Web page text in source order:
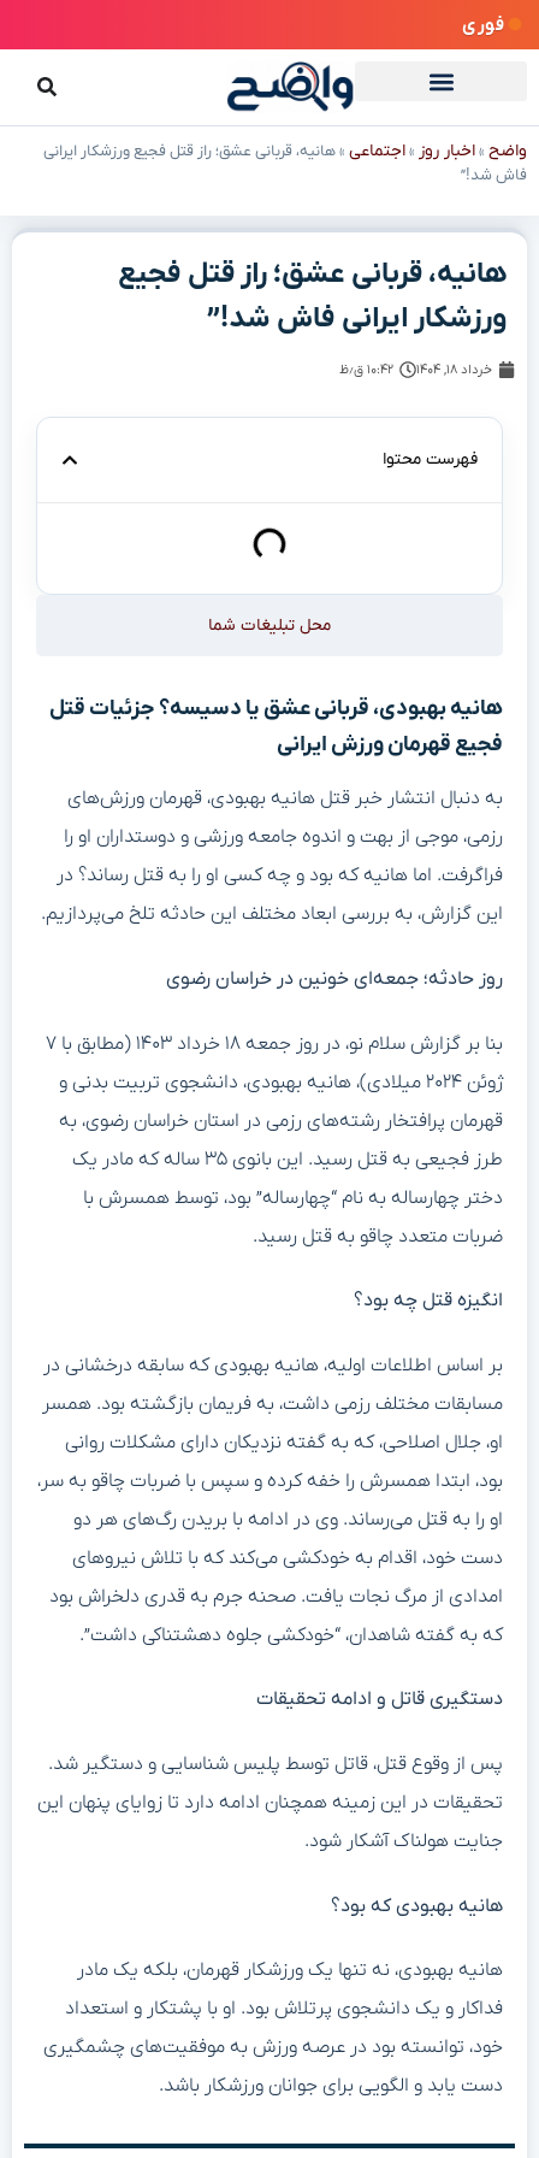
فوری
واضح »اخبار روز »اجتماعی »هانیه، قربانی عشق؛ راز قتل فجیع ورزشکار ایرانی
فاش شد!”
هانیه، قربانی عشق؛ راز قتل فجیع
ورزشکار ایرانی فاش شد!”
خرداد ۱۸, ۱۴۰۴ ۱۰:۴۲ ق٫ظ
فهرست محتوا
محل تبلیغات شما
هانیه بهبودی، قربانی عشق یا دسیسه؟ جزئیات قتل
فجیع قهرمان ورزش ایرانی
به دنبال انتشار خبر قتل هانیه بهبودی، قهرمان ورزش‌های
رزمی، موجی از بهت و اندوه جامعه ورزشی و دوستداران او را
فراگرفت. اما هانیه که بود و چه کسی او را به قتل رساند؟ در
این گزارش، به بررسی ابعاد مختلف این حادثه تلخ می‌پردازیم.
روز حادثه؛ جمعه‌ای خونین در خراسان رضوی
بنا بر گزارش سلام نو، در روز جمعه ۱۸ خرداد ۱۴۰۳ (مطابق با ۷
ژوئن ۲۰۲۴ میلادی)، هانیه بهبودی، دانشجوی تربیت بدنی و
قهرمان پرافتخار رشته‌های رزمی در استان خراسان رضوی، به
طرز فجیعی به قتل رسید. این بانوی ۳۵ ساله که مادر یک
دختر چهارساله به نام “چهارساله” بود، توسط همسرش با
ضربات متعدد چاقو به قتل رسید.
انگیزه قتل چه بود؟
بر اساس اطلاعات اولیه، هانیه بهبودی که سابقه درخشانی در
مسابقات مختلف رزمی داشت، به فریمان بازگشته بود. همسر
او، جلال اصلاحی، که به گفته نزدیکان دارای مشکلات روانی
بود، ابتدا همسرش را خفه کرده و سپس با ضربات چاقو به سر،
او را به قتل می‌رساند. وی در ادامه با بریدن رگ‌های هر دو
دست خود، اقدام به خودکشی می‌کند که با تلاش نیروهای
امدادی از مرگ نجات یافت. صحنه جرم به قدری دلخراش بود
که به گفته شاهدان، “خودکشی جلوه دهشتناکی داشت”.
دستگیری قاتل و ادامه تحقیقات
پس از وقوع قتل، قاتل توسط پلیس شناسایی و دستگیر شد.
تحقیقات در این زمینه همچنان ادامه دارد تا زوایای پنهان این
جنایت هولناک آشکار شود.
هانیه بهبودی که بود؟
هانیه بهبودی، نه تنها یک ورزشکار قهرمان، بلکه یک مادر
فداکار و یک دانشجوی پرتلاش بود. او با پشتکار و استعداد
خود، توانسته بود در عرصه ورزش به موفقیت‌های چشمگیری
دست یابد و الگویی برای جوانان ورزشکار باشد.